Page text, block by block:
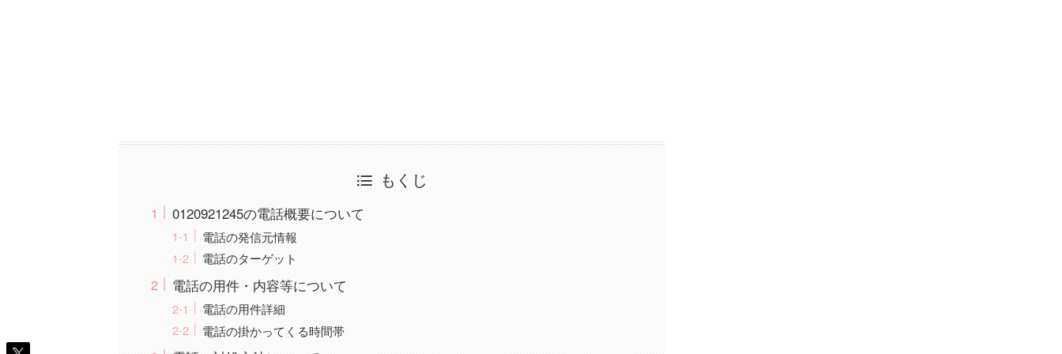
もくじ
0120921245の電話概要について
電話の発信元情報
電話のターゲット
電話の用件・内容等について
電話の用件詳細
電話の掛かってくる時間帯